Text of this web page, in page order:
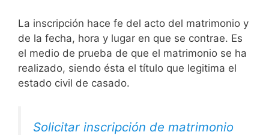
La inscripción hace fe del acto del matrimonio y
de la fecha, hora y lugar en que se contrae. Es
el medio de prueba de que el matrimonio se ha
realizado, siendo ésta el título que legitima el
estado civil de casado.
Solicitar inscripción de matrimonio